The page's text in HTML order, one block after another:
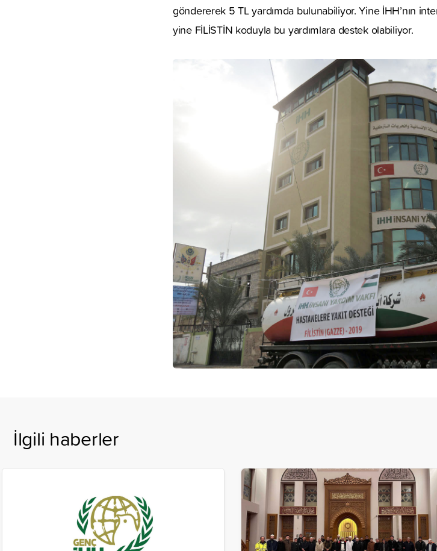
göndererek 5 TL yardımda bulunabiliyor. Yine İHH’nın
yine FİLİSTİN koduyla bu yardımlara destek olabiliyor.
İlgili haberler